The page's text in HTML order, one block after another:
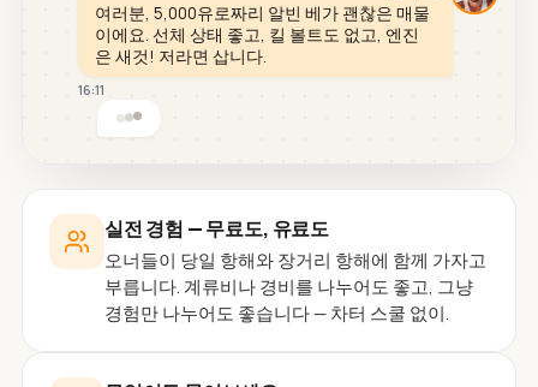
여러분, 5,000유로짜리 알빈 베가 괜찮은 매물
이에요. 선체 상태 좋고, 킬 볼트도 없고, 엔진
은 새것! 저라면 삽니다.
16:11
실전 경험 — 무료도, 유료도
오너들이 당일 항해와 장거리 항해에 함께 가자고
부릅니다. 계류비나 경비를 나누어도 좋고, 그냥
경험만 나누어도 좋습니다 — 차터 스쿨 없이.